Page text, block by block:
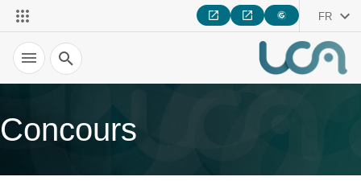
FR
Recherche
Concours